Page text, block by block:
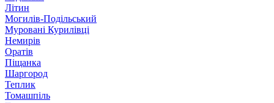
Літин
Могилів-Подільський
Муровані Курилівці
Немирів
Оратів
Піщанка
Шаргород
Теплик
Томашпіль